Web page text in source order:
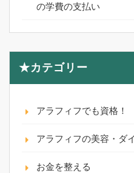
の学費の支払い
★カテゴリー
アラフィフでも資格！
アラフィフの美容・ダ
お金を整える